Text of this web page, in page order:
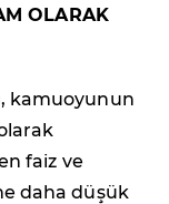
OLARAK
kamuoyunun
faiz ve
daha düşük